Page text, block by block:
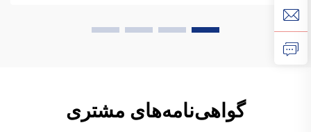
گواهی‌نامه‌های مشتری